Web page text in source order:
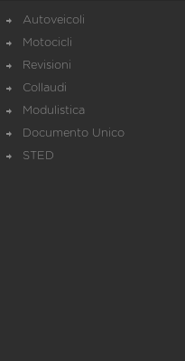
Autoveicoli
Motocicli
Revisioni
Collaudi
Modulistica
Documento Unico
STED